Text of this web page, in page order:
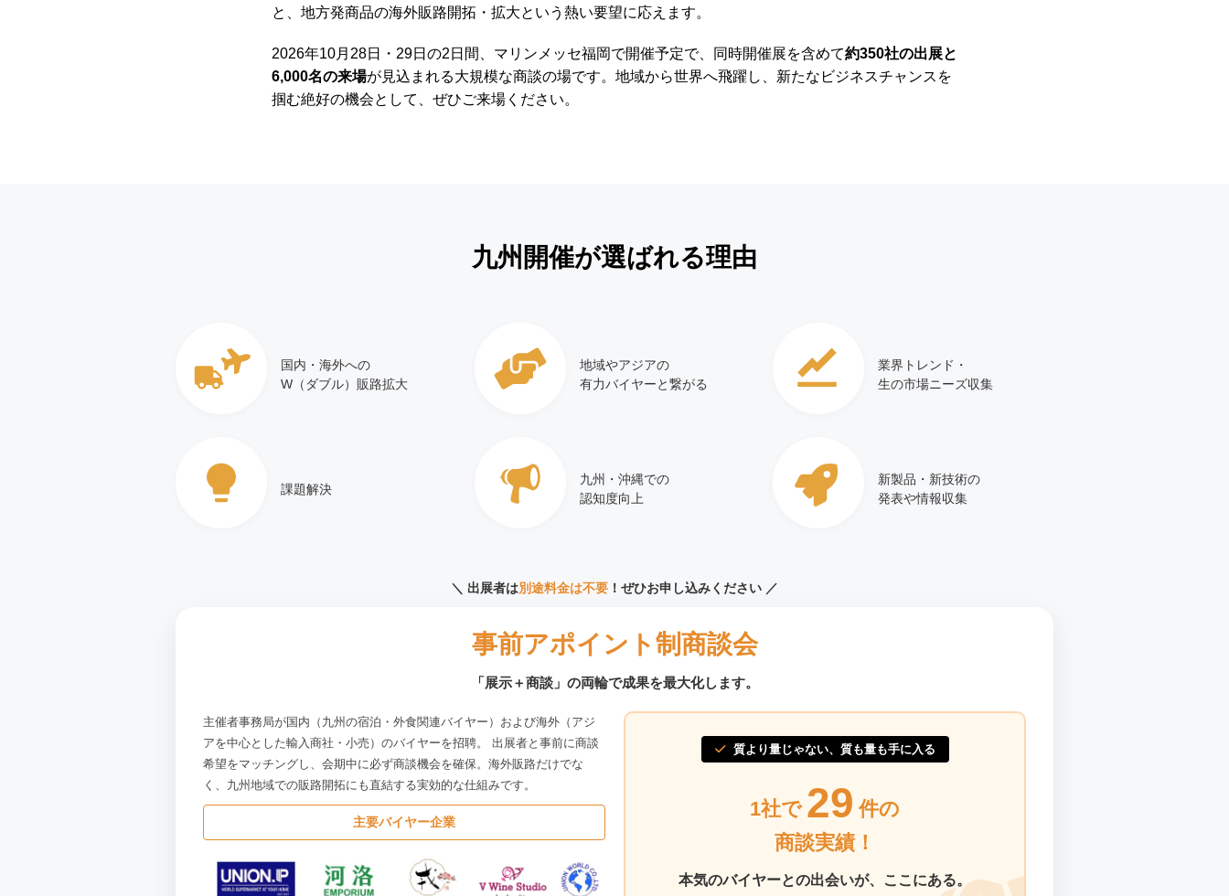
と、地方発商品の海外販路開拓・拡大という熱い要望に応えます。
2026年10月28日・29日の2日間、マリンメッセ福岡で開催予定で、同時開催展を含めて約350社の出展と
6,000名の来場が見込まれる大規模な商談の場です。地域から世界へ飛躍し、新たなビジネスチャンスを
掴む絶好の機会として、ぜひご来場ください。
九州開催が選ばれる理由
国内・海外への
W（ダブル）販路拡大
地域やアジアの
有力バイヤーと繋がる
業界トレンド・
生の市場ニーズ収集
課題解決
九州・沖縄での
認知度向上
新製品・新技術の
発表や情報収集
＼ 出展者は別途料金は不要 ！ぜひお申し込みください ／
事前アポイント制商談会
「展示＋商談」の両輪で成果を最大化します。
主催者事務局が国内（九州の宿泊・外食関連バイヤー）および海外（アジ
アを中心とした輸入商社・小売）のバイヤーを招聘。 出展者と事前に商談
希望をマッチングし、会期中に必ず商談機会を確保。海外販路だけでな
く、九州地域での販路開拓にも直結する実効的な仕組みです。
主要バイヤー企業
質より量じゃない、質も量も手に入る
1社で 29 件の
商談実績！
本気のバイヤーとの出会いが、ここにある。